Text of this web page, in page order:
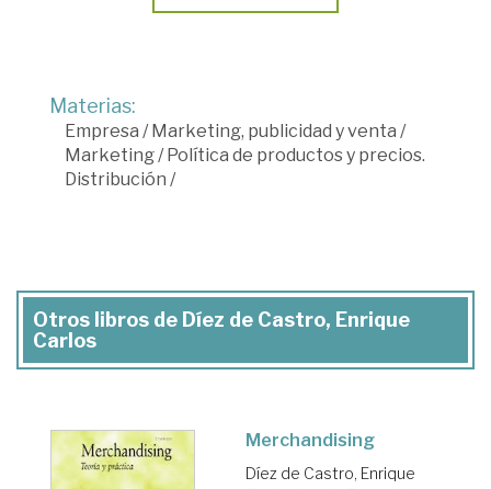
Materias:
Empresa / Marketing, publicidad y venta /
Marketing/ Política de productos y precios.
Distribución /
Otros libros de Díez de Castro, Enrique
Carlos
Merchandising
Díez de Castro, Enrique